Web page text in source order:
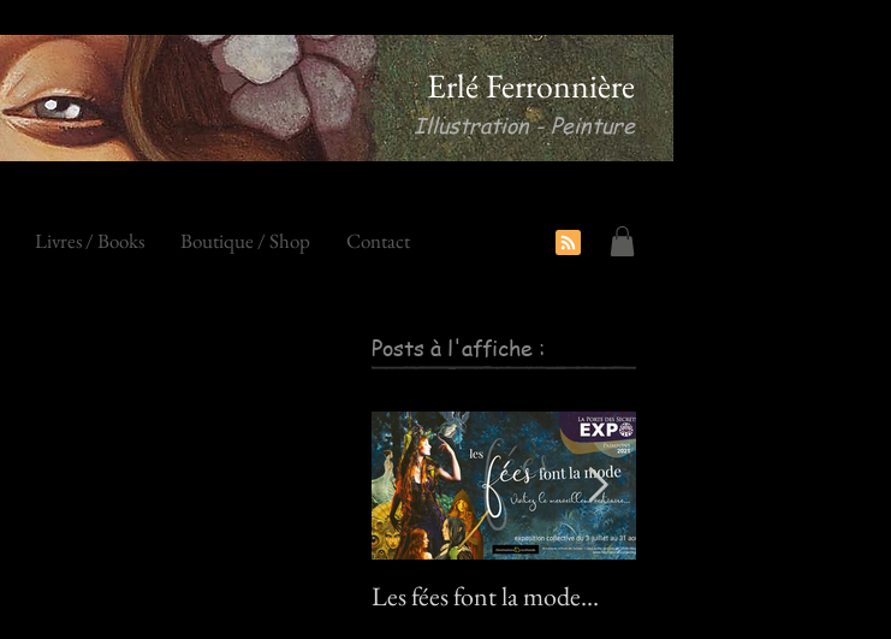
Erlé Ferronnière
Illustration - Peinture
Livres / Books Boutique / Shop Contact
Posts à l'affiche :
Les fées font la mode…